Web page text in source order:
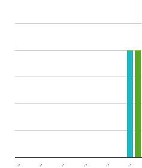
.. .. .. .. .. ..